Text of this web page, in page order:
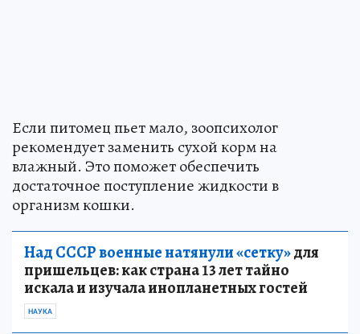
Если питомец пьет мало, зоопсихолог
рекомендует заменить сухой корм на
влажный. Это поможет обеспечить
достаточное поступление жидкости в
организм кошки.
Над СССР военные натянули «сетку»для
пришельцев: как страна 13 лет тайно
искала и изучала инопланетных гостей
НАУКА